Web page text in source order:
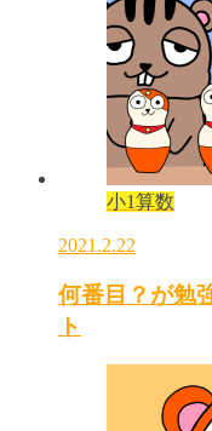
小1算数
2021.2.22
何番目？が勉
ト